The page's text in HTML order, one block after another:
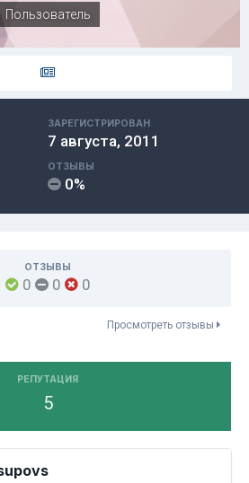
Пользователь
ЗАРЕГИСТРИРОВАН
7 августа, 2011
ОТЗЫВЫ
0%
ОТЗЫВЫ
0 0 0
Просмотреть отзывы
РЕПУТАЦИЯ
5